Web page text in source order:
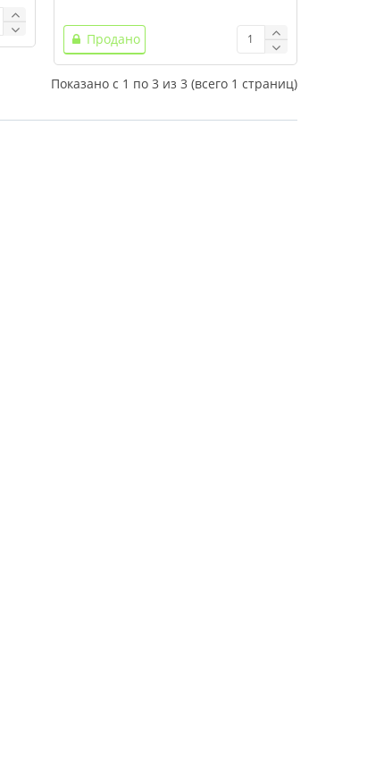
Продано
Показано с 1 по 3 из 3 (всего 1 страниц)